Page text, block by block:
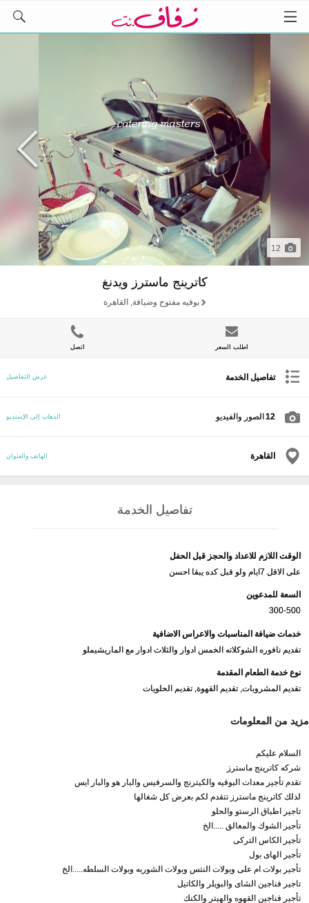
12
كاترينج ماسترز ويدنغ
بوفيه مفتوح وضيافة, القاهرة
اطلب السعر اتصل
تفاصيل الخدمة عرض التفاصيل
12 الصور والفيديو الذهاب إلى الإستديو
القاهرة الهاتف والعنوان
تفاصيل الخدمة
الوقت اللازم للاعداد والحجز قبل الحفل
على الاقل 7ايام ولو قبل كده يبقا احسن
السعة للمدعوين
300-500
خدمات ضيافة المناسبات والاعراس الاضافية
تقديم نافوره الشوكلاته الخمس ادوار والثلاث ادوار مع الماريشيملو
نوع خدمة الطعام المقدمة
تقديم المشروبات, تقديم القهوة, تقديم الحلويات
مزيد من المعلومات
السلام عليكم
شركه كاترينج ماسترز
تقدم تأجير معدات البوفيه والكيترنج والسرفيس والبار هو والبار ايس
لذلك كاترينج ماسترز تتقدم لكم بعرض كل شغالها
تاجير اطباق الرستو والحلو
تأجير الشوك والمعالق .....الخ
تأجير الكاس التركى
تأجير الهاى بول
تأجير بولات ام على وبولات النتس وبولات الشوربه وبولات السلطه.....الخ
تاجير فناجين الشاى والبويلر والكاتيل
تأجير فناجين القهوه والهيتر والكنك